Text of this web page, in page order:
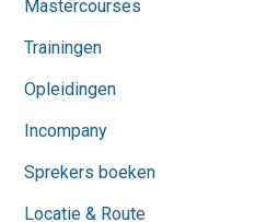
Mastercourses
Trainingen
Opleidingen
Incompany
Sprekers boeken
Locatie & Route